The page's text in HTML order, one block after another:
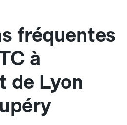
fréquentes
à
de Lyon